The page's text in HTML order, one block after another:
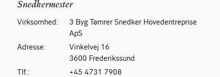
Snedkermester
Virksomhed:
3 Byg Tømrer Snedker Hovedentreprise
ApS
Adresse:
Vinkelvej 16
3600 Frederikssund
Tlf.:
+45 4731 7908